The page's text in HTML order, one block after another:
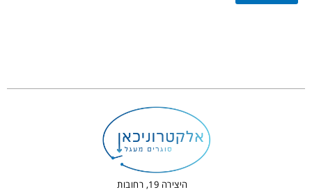
היצירה 19, רחובות